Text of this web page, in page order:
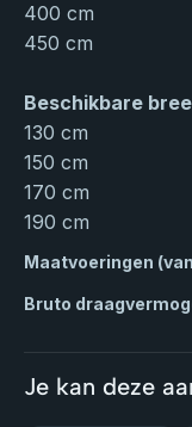
400 cm
450 cm
Beschikbare
130 cm
150 cm
170 cm
190 cm
Maatvoeringen
Bruto
Je kan deze